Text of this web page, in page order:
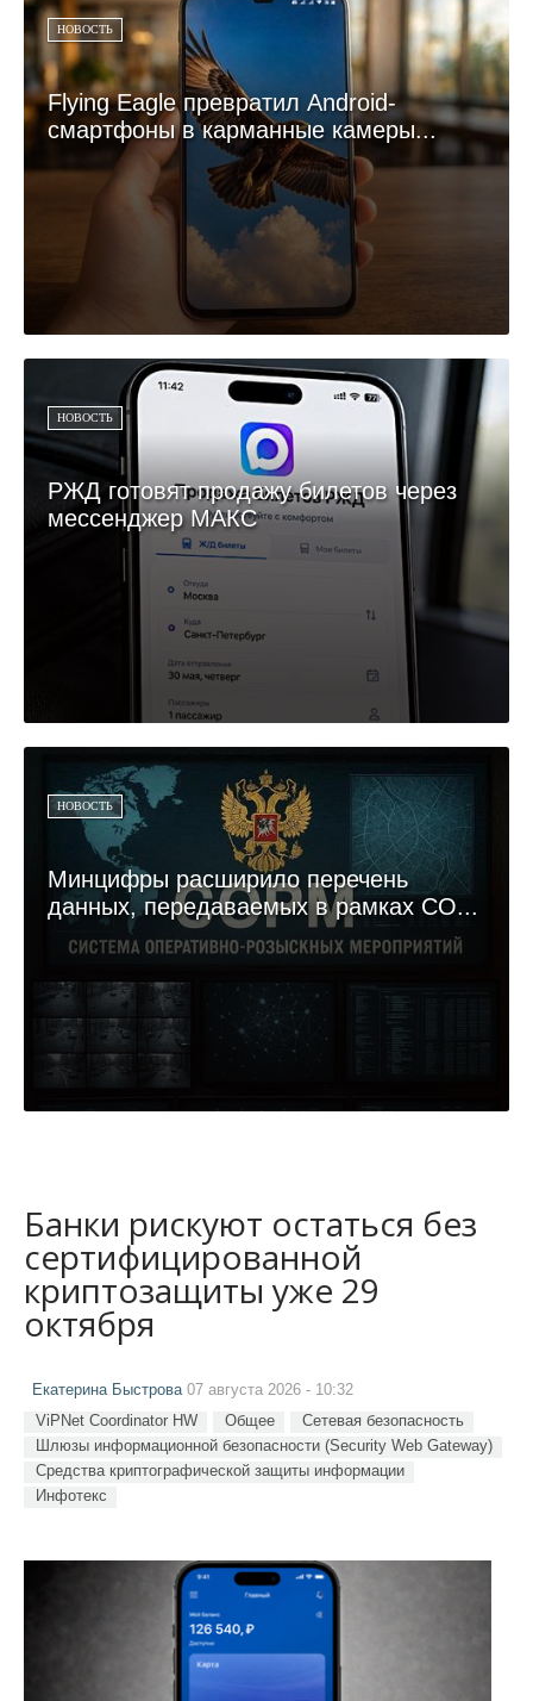
НОВОСТЬ
Flying Eagle превратил Android-
смартфоны в карманные камеры...
НОВОСТЬ
РЖД готовят продажу билетов через
мессенджер МАКС
НОВОСТЬ
Минцифры расширило перечень
данных, передаваемых в рамках СО...
Банки рискуют остаться без
сертифицированной
криптозащиты уже 29
октября
Екатерина Быстрова07 августа 2026 - 10:32
ViPNet Coordinator HW Общее
Сетевая безопасность
Шлюзы информационной безопасности (Security Web Gateway)
Средства криптографической защиты информации
Инфотекс